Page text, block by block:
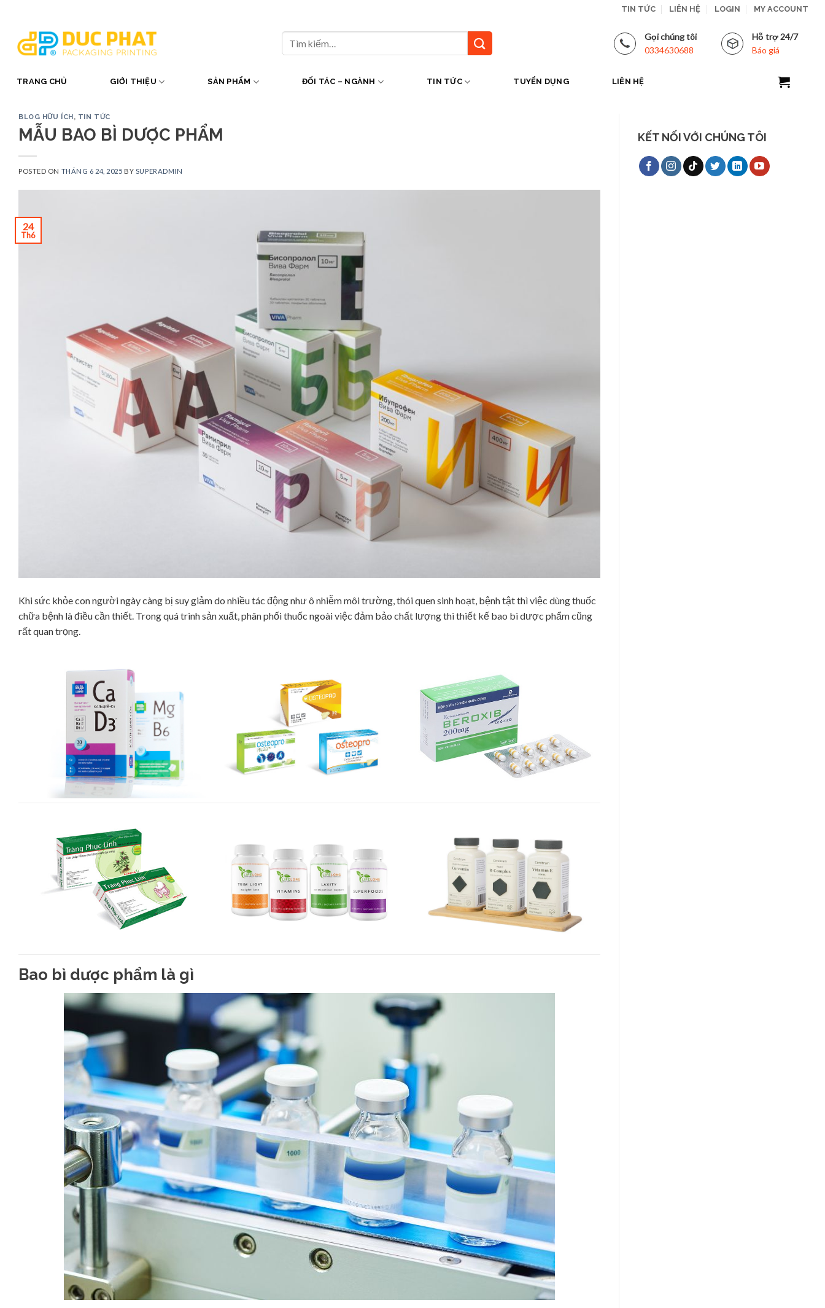
content
TIN TỨC LIÊN HỆ LOGIN MY ACCOUNT
kiếm:
Gọi chúng tôi
0334630688
Hỗ trợ 24/7
Báo giá
TRANG CHỦ GIỚI THIỆU SẢN PHẨM ĐỐI TÁC – NGÀNH TIN TỨC TUYỂN DỤNG LIÊN HỆ
BLOG HỮU ÍCH, TIN TỨC
MẪU BAO BÌ DƯỢC PHẨM
POSTED ON THÁNG 6 24, 2025 BY SUPERADMIN
24
Th6
Khi sức khỏe con người ngày càng bị suy giảm do nhiều tác động như ô nhiễm môi trường, thói quen sinh hoạt, bệnh tật thì việc dùng thuốc
chữa bệnh là điều cần thiết. Trong quá trình sản xuất, phân phối thuốc ngoài việc đảm bảo chất lượng thì thiết kế bao bì dược phẩm cũng
rất quan trọng.
Bao bì dược phẩm là gì
KẾT NỐI VỚI CHÚNG TÔI